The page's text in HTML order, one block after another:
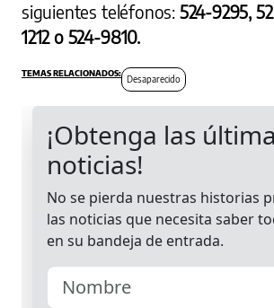
siguientes teléfonos: 524-9295,
1212 o 524-9810.
Desaparecido